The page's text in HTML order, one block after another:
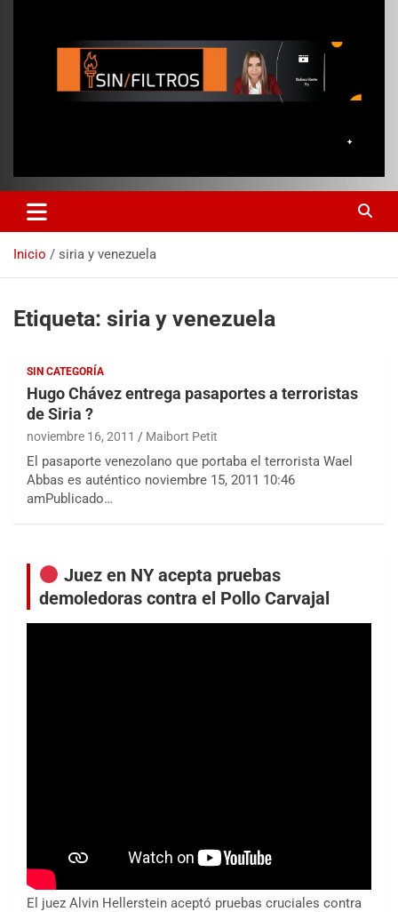
Inicio siria y venezuela
Etiqueta: siria y venezuela
SIN CATEGORÍA
Hugo Chávez entrega pasaportes a terroristas
de Siria ?
noviembre 16, 2011 Maibort Petit
El pasaporte venezolano que portaba el terrorista Wael
Abbas es auténtico noviembre 15, 2011 10:46
amPublicado…
Juez en NY acepta pruebas
demoledoras contra el Pollo Carvajal
El juez Alvin Hellerstein aceptó pruebas cruciales contra